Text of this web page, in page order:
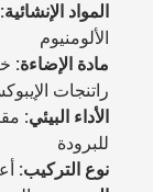
المواد الإنشائية:
الألومنيوم
مادة الإضاءة:
راتنجات الإيبوكسي
الأداء البيئي:
للبرودة
نوع التركيب:أعمدة